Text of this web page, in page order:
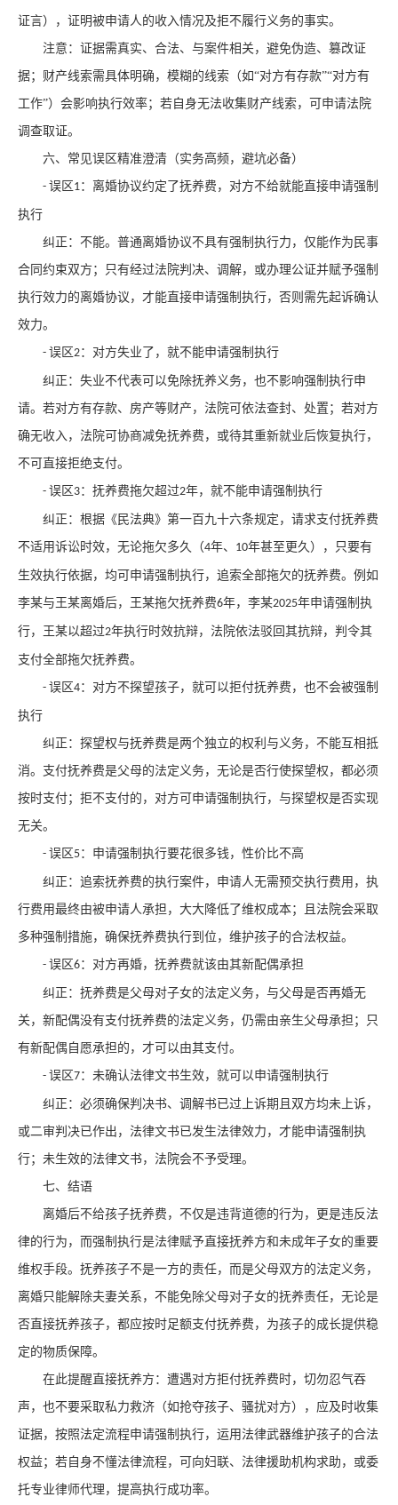
证言），证明被申请人的收入情况及拒不履行义务的事实。
注意：证据需真实、合法、与案件相关，避免伪造、篡改证
据；财产线索需具体明确，模糊的线索（如“对方有存款”“对方有
工作”）会影响执行效率；若自身无法收集财产线索，可申请法院
调查取证。
六、常见误区精准澄清（实务高频，避坑必备）
- 误区 1：离婚协议约定了抚养费，对方不给就能直接申请强制
执行
纠正：不能。普通离婚协议不具有强制执行力，仅能作为民事
合同约束双方；只有经过法院判决、调解，或办理公证并赋予强制
执行效力的离婚协议，才能直接申请强制执行，否则需先起诉确认
效力。
- 误区2：对方失业了，就不能申请强制执行
纠正：失业不代表可以免除抚养义务，也不影响强制执行申
请。若对方有存款、房产等财产，法院可依法查封、处置；若对方
确无收入，法院可协商减免抚养费，或待其重新就业后恢复执行，
不可直接拒绝支付。
- 误区 3：抚养费拖欠超过2年，就不能申请强制执行
纠正：根据《民法典》第一百九十六条规定，请求支付抚养费
不适用诉讼时效，无论拖欠多久（4年、 10年甚至更久），只要有
生效执行依据，均可申请强制执行，追索全部拖欠的抚养费。例如
李某与王某离婚后，王某拖欠抚养费6年，李某2025年申请强制执
行，王某以超过2年执行时效抗辩，法院依法驳回其抗辩，判令其
支付全部拖欠抚养费。
- 误区4：对方不探望孩子，就可以拒付抚养费，也不会被强制
执行
纠正：探望权与抚养费是两个独立的权利与义务，不能互相抵
消。支付抚养费是父母的法定义务，无论是否行使探望权，都必须
按时支付；拒不支付的，对方可申请强制执行，与探望权是否实现
无关。
- 误区 5：申请强制执行要花很多钱，性价比不高
纠正：追索抚养费的执行案件，申请人无需预交执行费用，执
行费用最终由被申请人承担，大大降低了维权成本；且法院会采取
多种强制措施，确保抚养费执行到位，维护孩子的合法权益。
- 误区6：对方再婚，抚养费就该由其新配偶承担
纠正：抚养费是父母对子女的法定义务，与父母是否再婚无
关，新配偶没有支付抚养费的法定义务，仍需由亲生父母承担；只
有新配偶自愿承担的，才可以由其支付。
- 误区7：未确认法律文书生效，就可以申请强制执行
纠正：必须确保判决书、调解书已过上诉期且双方均未上诉，
或二审判决已作出，法律文书已发生法律效力，才能申请强制执
行；未生效的法律文书，法院会不予受理。
七、结语
离婚后不给孩子抚养费，不仅是违背道德的行为，更是违反法
律的行为，而强制执行是法律赋予直接抚养方和未成年子女的重要
维权手段。抚养孩子不是一方的责任，而是父母双方的法定义务，
离婚只能解除夫妻关系，不能免除父母对子女的抚养责任，无论是
否直接抚养孩子，都应按时足额支付抚养费，为孩子的成长提供稳
定的物质保障。
在此提醒直接抚养方：遭遇对方拒付抚养费时，切勿忍气吞
声，也不要采取私力救济（如抢夺孩子、骚扰对方），应及时收集
证据，按照法定流程申请强制执行，运用法律武器维护孩子的合法
权益；若自身不懂法律流程，可向妇联、法律援助机构求助，或委
托专业律师代理，提高执行成功率。